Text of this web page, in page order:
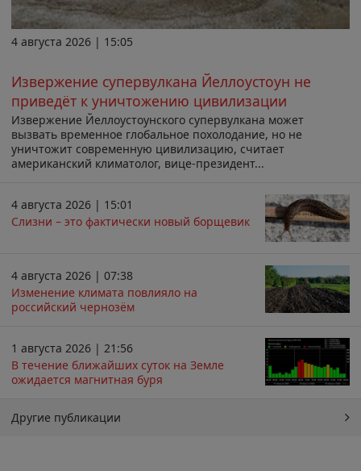
4 августа 2026 | 15:05
Извержение супервулкана Йеллоустоун не
приведёт к уничтожению цивилизации
Извержение Йеллоустоунского супервулкана может
вызвать временное глобальное похолодание, но не
уничтожит современную цивилизацию, считает
американский климатолог, вице-президент...
4 августа 2026 | 15:01
Слизни – это фактически новый борщевик
4 августа 2026 | 07:38
Изменение климата повлияло на
российский чернозём
1 августа 2026 | 21:56
В течение ближайших суток на Земле
ожидается магнитная буря
Другие публикации